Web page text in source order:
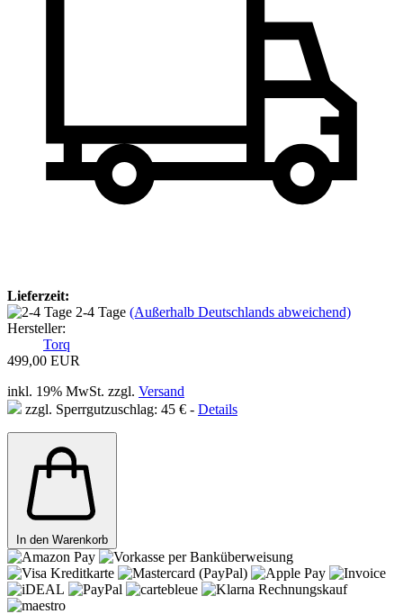
Lieferzeit:
2-4 Tage (Außerhalb Deutschlands abweichend)
Hersteller:
Torq
499,00 EUR
inkl. 19% MwSt. zzgl. Versand
zzgl. Sperrgutzuschlag: 45 € - Details
In den Warenkorb